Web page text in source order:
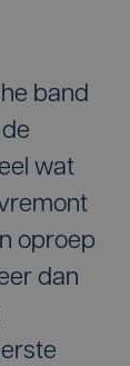
band
wat
oproep
dan